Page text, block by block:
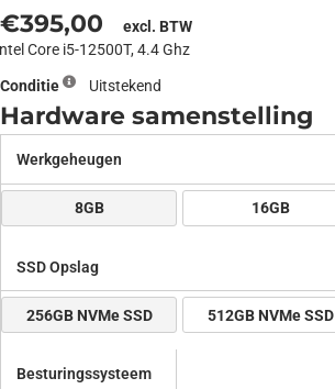
€395,00
excl. BTW
Core i5-12500T, 4.4 Ghz
Conditie Uitstekend
Hardware samenstelling
Werkgeheugen
8GB 16GB
SSD Opslag
256GB NVMe SSD 512GB NVMe SSD
Besturingssysteem
Optiplex
Mini